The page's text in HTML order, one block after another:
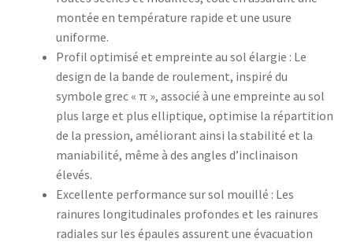
montée en température rapide et une usure
uniforme.
Profil optimisé et empreinte au sol élargie : Le
design de la bande de roulement, inspiré du
symbole grec « π », associé à une empreinte au sol
plus large et plus elliptique, optimise la répartition
de la pression, améliorant ainsi la stabilité et la
maniabilité, même à des angles d’inclinaison
élevés.
Excellente performance sur sol mouillé : Les
rainures longitudinales profondes et les rainures
radiales sur les épaules assurent une évacuation